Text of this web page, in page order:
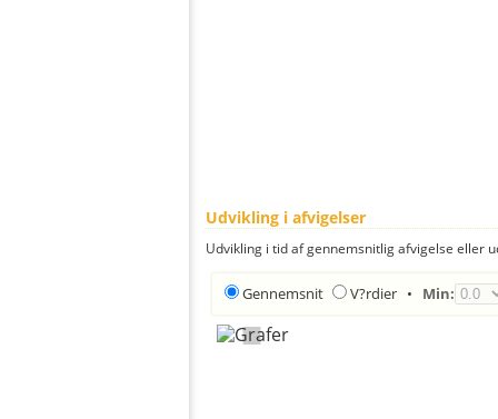
Udvikling i afvigelser
Udvikling i tid af gennemsnitlig afvigelse eller
Gennemsnit V?rdier • Min: